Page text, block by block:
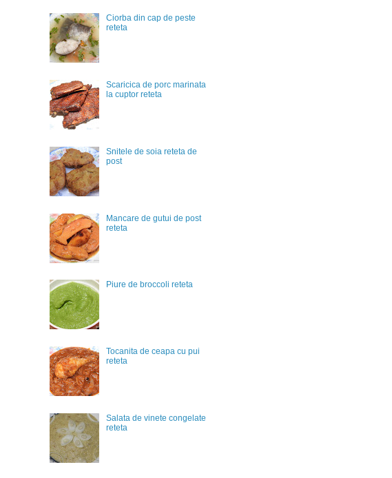
Ciorba din cap de peste
reteta
Scaricica de porc marinata
la cuptor reteta
Snitele de soia reteta de
post
Mancare de gutui de post
reteta
Piure de broccoli reteta
Tocanita de ceapa cu pui
reteta
Salata de vinete congelate
reteta